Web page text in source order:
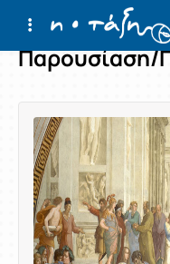
Παρουσίαση/